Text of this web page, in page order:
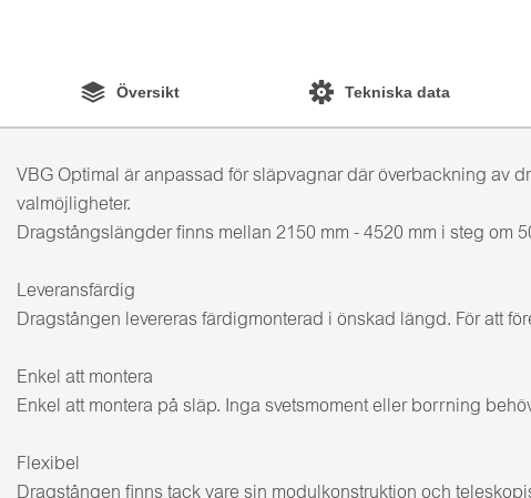
Översikt Tekniska data
VBG Optimal är anpassad för släpvagnar där överbackning av
valmöjligheter.
Dragstångslängder finns mellan 2150 mm - 4520 mm i steg om
Leveransfärdig
Dragstången levereras färdigmonterad i önskad längd. För att
Enkel att montera
Enkel att montera på släp. Inga svetsmoment eller borrning
Flexibel
Dragstången finns tack vare sin modulkonstruktion och